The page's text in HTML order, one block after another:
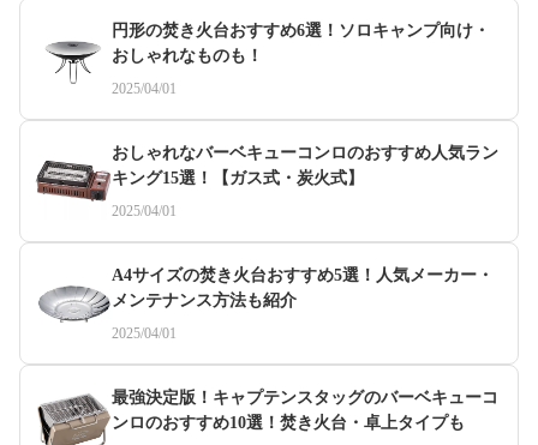
円形の焚き火台おすすめ6選！ソロキャンプ向け・
おしゃれなものも！
2025/04/01
おしゃれなバーベキューコンロのおすすめ人気ラン
キング15選！【ガス式・炭火式】
2025/04/01
A4サイズの焚き火台おすすめ5選！人気メーカー・
メンテナンス方法も紹介
2025/04/01
最強決定版！キャプテンスタッグのバーベキューコ
ンロのおすすめ10選！焚き火台・卓上タイプも